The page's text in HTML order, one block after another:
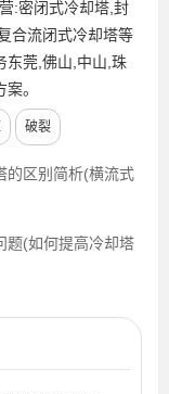
:密闭式冷却塔,封
合流闭式冷却塔等
东莞,佛山,中山,珠
。
破裂
的区别简析(横流式
题(如何提高冷却塔